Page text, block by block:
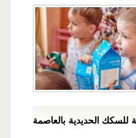
للسكك الحديدية بالعاصمة